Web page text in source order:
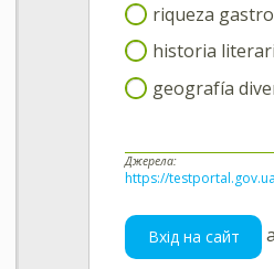
riqueza
historia
geografía
Джерела:
https://
Вхід на сайт